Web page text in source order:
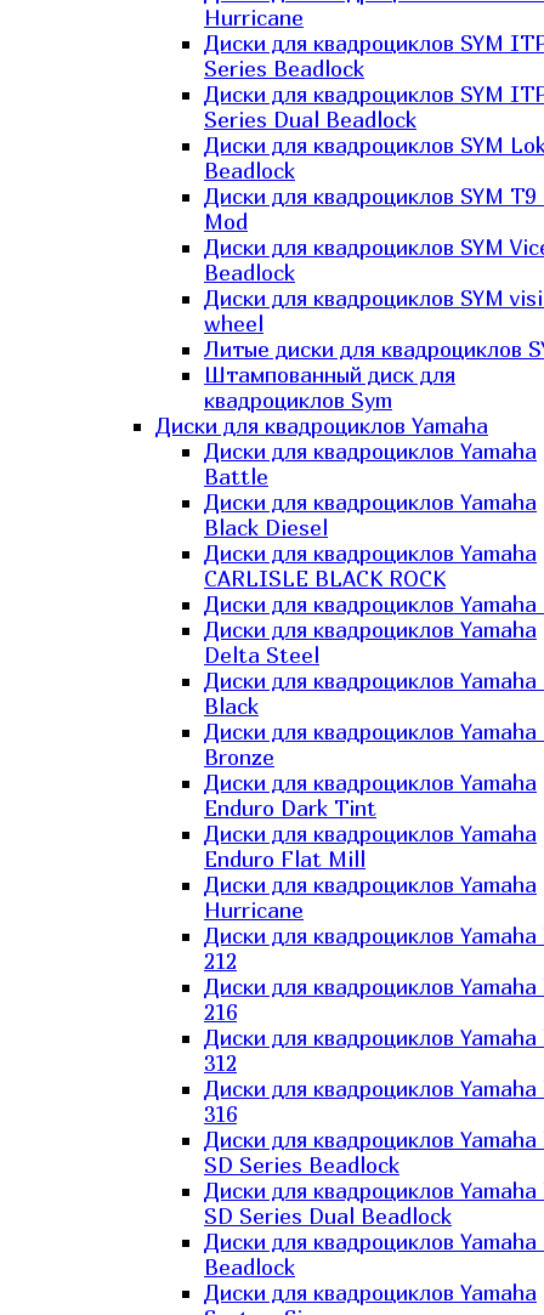
Hurricane
Диски для квадроциклов SYM
Series Beadlock
Диски для квадроциклов SYM
Series Dual Beadlock
Диски для квадроциклов SYM
Beadlock
Диски для квадроциклов SYM T9
Mod
Диски для квадроциклов SYM
Beadlock
Диски для квадроциклов SYM
wheel
Литые диски для квадроциклов
Штампованный диск для
квадроциклов Sym
Диски для квадроциклов Yamaha
Диски для квадроциклов Yamaha
Battle
Диски для квадроциклов Yamaha
Black Diesel
Диски для квадроциклов Yamaha
CARLISLE BLACK ROCK
Диски для квадроциклов Yamaha
Диски для квадроциклов Yamaha
Delta Steel
Диски для квадроциклов
Black
Диски для квадроциклов
Bronze
Диски для квадроциклов Yamaha
Enduro Dark Tint
Диски для квадроциклов Yamaha
Enduro Flat Mill
Диски для квадроциклов Yamaha
Hurricane
Диски для квадроциклов
212
Диски для квадроциклов
216
Диски для квадроциклов
312
Диски для квадроциклов
316
Диски для квадроциклов
SD Series Beadlock
Диски для квадроциклов
SD Series Dual Beadlock
Диски для квадроциклов Yamaha
Beadlock
Диски для квадроциклов Yamaha